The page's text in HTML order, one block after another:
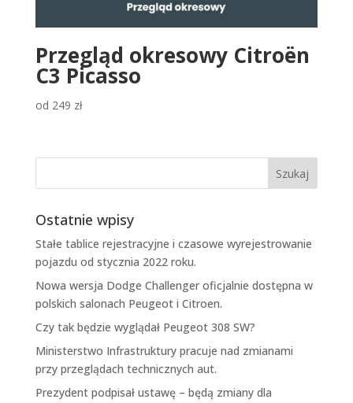
Przegląd okresowy Citroën
C3 Picasso
od 249 zł
Ostatnie wpisy
Stałe tablice rejestracyjne i czasowe wyrejestrowanie
pojazdu od stycznia 2022 roku.
Nowa wersja Dodge Challenger oficjalnie dostępna w
polskich salonach Peugeot i Citroen.
Czy tak będzie wyglądał Peugeot 308 SW?
Ministerstwo Infrastruktury pracuje nad zmianami
przy przeglądach technicznych aut.
Prezydent podpisał ustawę – będą zmiany dla